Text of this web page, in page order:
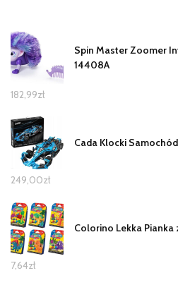
Spin Master Zoomer
14408A
182,99zł
Cada Klocki
249,00zł
Colorino Lekka
7,64zł